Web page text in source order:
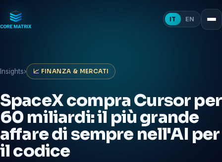
IT EN
Insights› 📈 FINANZA & MERCATI
SpaceX compra Cursor per
60 miliardi: il più grande
affare di sempre nell'AI per
il codice